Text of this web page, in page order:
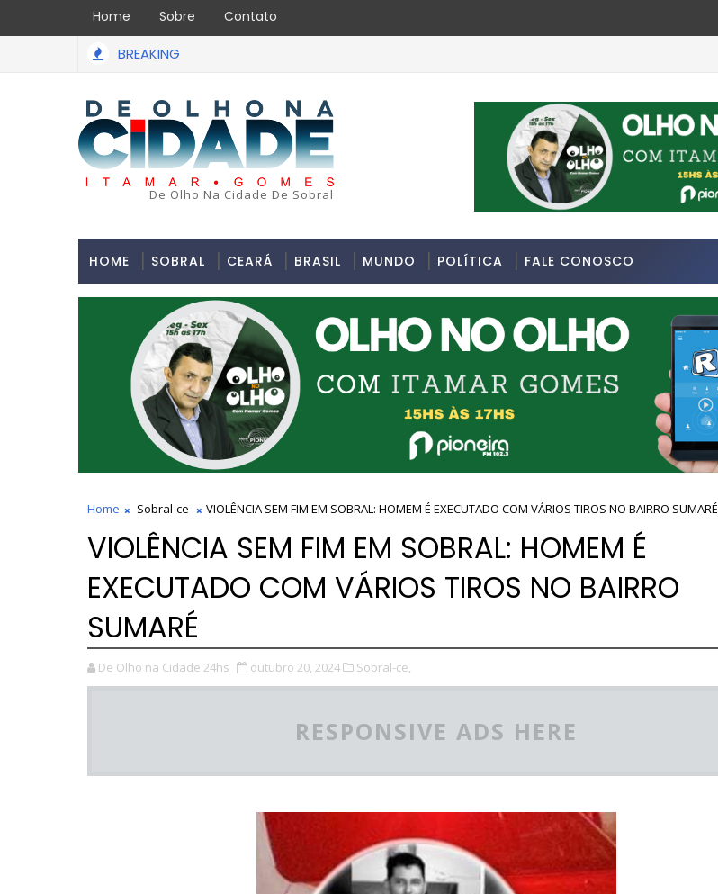
Home Sobre Contato
BREAKING
De Olho Na Cidade De Sobral
HOME SOBRAL CEARÁ BRASIL MUNDO POLÍTICA FALE CONOSCO
Home Sobral-ce VIOLÊNCIA SEM FIM EM SOBRAL: HOMEM É EXECUTADO COM VÁRIOS TIROS NO BAIRRO SUMARÉ
VIOLÊNCIA SEM FIM EM SOBRAL: HOMEM É
EXECUTADO COM VÁRIOS TIROS NO BAIRRO
SUMARÉ
De Olho na Cidade 24hs outubro 20, 2024 Sobral-ce,
RESPONSIVE ADS HERE